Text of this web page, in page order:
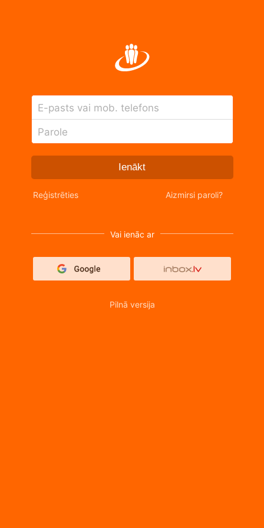
E-pasts vai mob. telefons
Parole
Ienākt
Reģistrēties Aizmirsi paroli?
Vai ienāc ar
Pilnā versija